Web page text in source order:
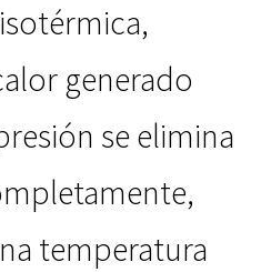
generado
se elimina
temperatura